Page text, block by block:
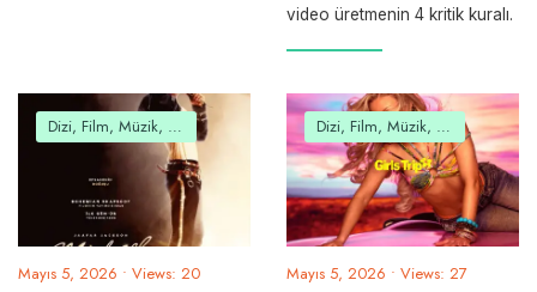
video üretmenin 4 kritik kuralı.
Dizi, Film, Müzik, Belgesel
Mayıs 5, 2026 • Views: 20
Dizi, Film, Müzik, Belgesel
Mayıs 5, 2026 • Views: 27